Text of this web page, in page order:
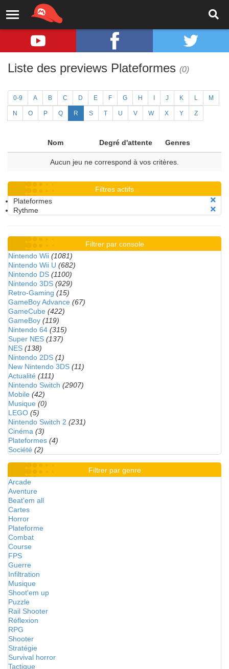
Liste des previews Plateformes (0)
0-9 A B C D E F G H J K L M
N O P Q R S T U V W X Y Z
Nom Degré d'attente Genres
Aucun jeu ne correspond à vos critères.
Filtres actifs
Plateformes
Rythme
Filtrer par console
Nintendo Wii (1081)
Nintendo Wii U (682)
Nintendo DS (1100)
Nintendo 3DS (929)
Retro-Gaming (15)
GameBoy Advance (67)
GameCube (422)
GameBoy (119)
Nintendo 64 (315)
Super NES (137)
NES (138)
Nintendo 2DS (1)
New Nintendo 3DS (11)
Actualité (111)
Nintendo Switch (2907)
Mobile (42)
Musique (0)
LEGO (5)
Nintendo Switch 2 (231)
Cinéma (3)
Plateformes (4)
Société (2)
Filtrer par genre
Arcade
Aventure
Beat'em all
Cartes
Horror
Plateforme
Combat
Course
FPS
Guerre
Infiltration
Musique
Shoot'em up
Puzzle
Rail Shooter
Réflexion
RPG
Shooter
Stratégie
Survival horror
Tactique